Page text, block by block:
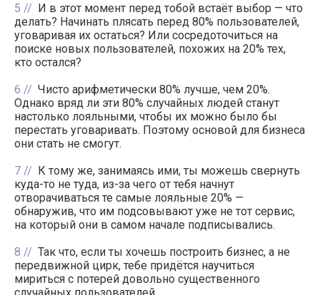
5
И в этот момент перед тобой встаёт выбор — что
делать? Начинать плясать перед 80% пользователей,
уговаривая их остаться? Или сосредоточиться на
поиске новых пользователей, похожих на 20% тех,
кто остался?
6
Чисто арифметически 80% лучше, чем 20%.
Однако вряд ли эти 80% случайных людей станут
настолько лояльными, чтобы их можно было бы
перестать уговаривать. Поэтому основой для бизнеса
они стать не смогут.
7
К тому же, занимаясь ими, ты можешь свернуть
куда-то не туда, из-за чего от тебя начнут
отворачиваться те самые лояльные 20% —
обнаружив, что им подсовывают уже не тот сервис,
на который они в самом начале подписывались.
8
Так что, если ты хочешь построить бизнес, а не
передвижной цирк, тебе придётся научиться
мириться с потерей довольно существенного
случайных пользователей.